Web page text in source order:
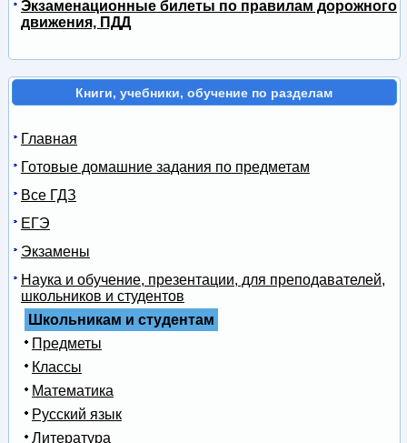
Экзаменационные билеты по правилам дорожного
движения, ПДД
Книги, учебники, обучение по разделам
Главная
Готовые домашние задания по предметам
Все ГДЗ
ЕГЭ
Экзамены
Наука и обучение, презентации, для преподавателей,
школьников и студентов
Школьникам и студентам
Предметы
Классы
Математика
Русский язык
Литература